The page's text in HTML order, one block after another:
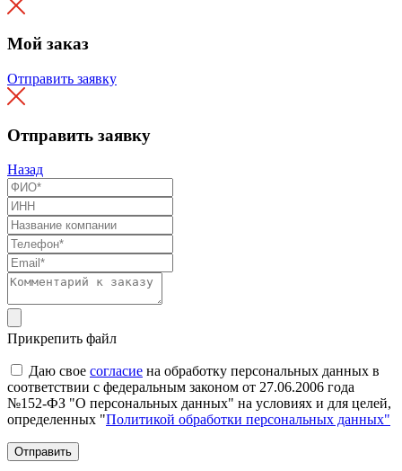
Мой заказ
Отправить заявку
Отправить заявку
Назад
Прикрепить файл
Даю свое согласие на обработку персональных данных в
соответствии с федеральным законом от 27.06.2006 года
№152-ФЗ "О персональных данных" на условиях и для целей,
определенных "Политикой обработки персональных данных"
Отправить